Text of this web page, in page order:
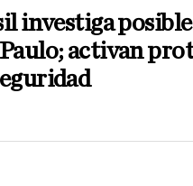
investiga posible
activan